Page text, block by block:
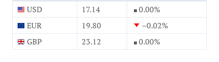
USD
17.14 0.00%
EUR
19.80 –0.02%
GBP
23.12 0.00%